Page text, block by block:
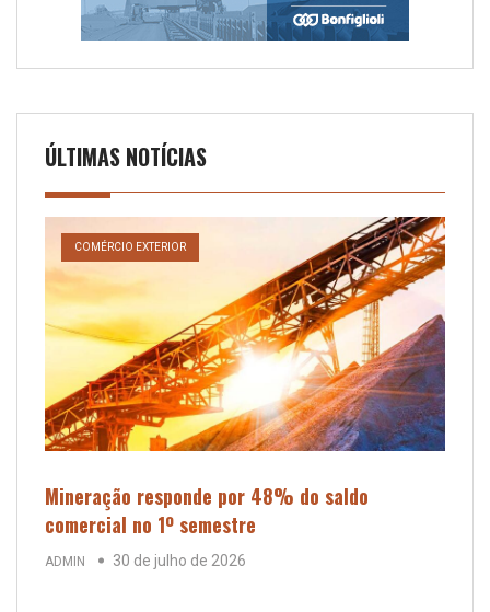
ÚLTIMAS NOTÍCIAS
COMÉRCIO EXTERIOR
Mineração responde por 48% do saldo
comercial no 1º semestre
ADMIN 30 de julho de 2026